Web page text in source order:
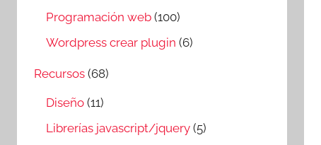
Programación web (100)
Wordpress crear plugin (6)
Recursos (68)
Diseño (11)
Librerías javascript/jquery (5)